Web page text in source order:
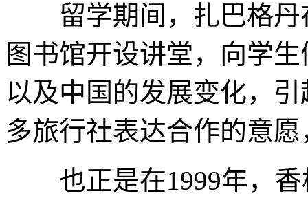
留学期间，扎巴格丹
图书馆开设讲堂，向学
以及中国的发展变化，
多旅行社表达合作的意
也正是在1999年，香